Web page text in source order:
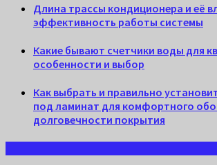
Длина трассы кондиционера и её
эффективность работы системы
Какие бывают счетчики воды для
особенности и выбор
Как выбрать и правильно
под ламинат для комфортного
долговечности покрытия